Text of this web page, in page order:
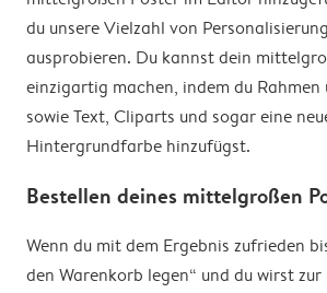
du unsere Vielzahl von
ausprobieren. Du kannst dein
einzigartig machen, indem du Rahmen
sowie Text, Cliparts und sogar eine
Hintergrundfarbe hinzufügst.
Bestellen deines mittelgroßen
Wenn du mit dem Ergebnis zufrieden
den Warenkorb legen“ und du wirst